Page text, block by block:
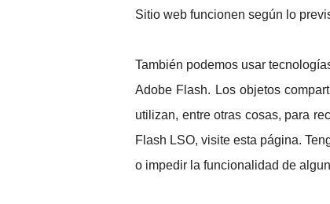
Sitio web funcionen según lo
También podemos usar
Adobe Flash. Los objetos
utilizan, entre otras cosas, para
Flash LSO, visite esta página.
o impedir la funcionalidad de